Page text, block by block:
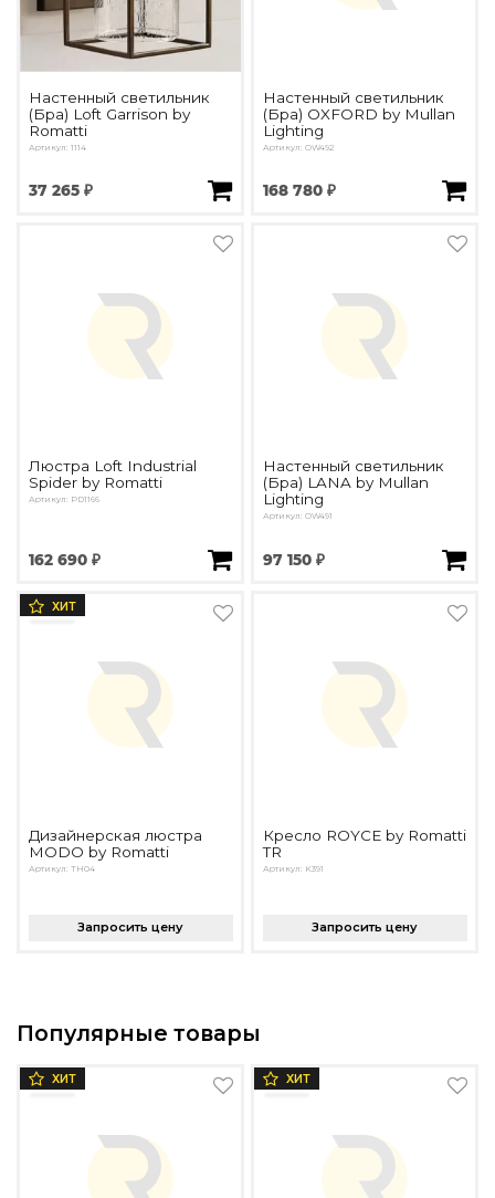
Настенный светильник
(Бра) Loft Garrison by
Romatti
Артикул: 1114
37 265 ₽
Настенный светильник
(Бра) OXFORD by Mullan
Lighting
Артикул: OW492
168 780 ₽
Люстра Loft Industrial
Spider by Romatti
Артикул: PD1166
162 690 ₽
Настенный светильник
(Бра) LANA by Mullan
Lighting
Артикул: OW491
97 150 ₽
ХИТ
Дизайнерская люстра
MODO by Romatti
Артикул: TH04
Запросить цену
Кресло ROYCE by Romatti
TR
Артикул: K391
Запросить цену
Популярные товары
ХИТ ХИТ